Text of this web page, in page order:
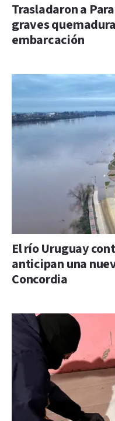
Trasladaron a
graves
embarcación
El río Uruguay
anticipan una
Concordia